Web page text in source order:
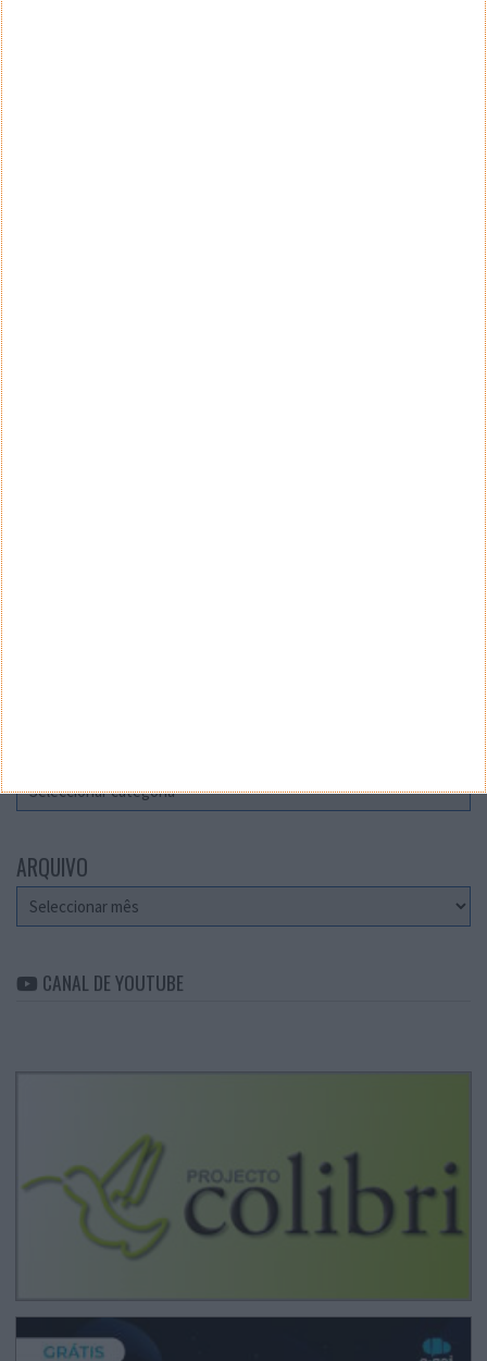
ARQUIVO
Arquivo
CANAL DE YOUTUBE